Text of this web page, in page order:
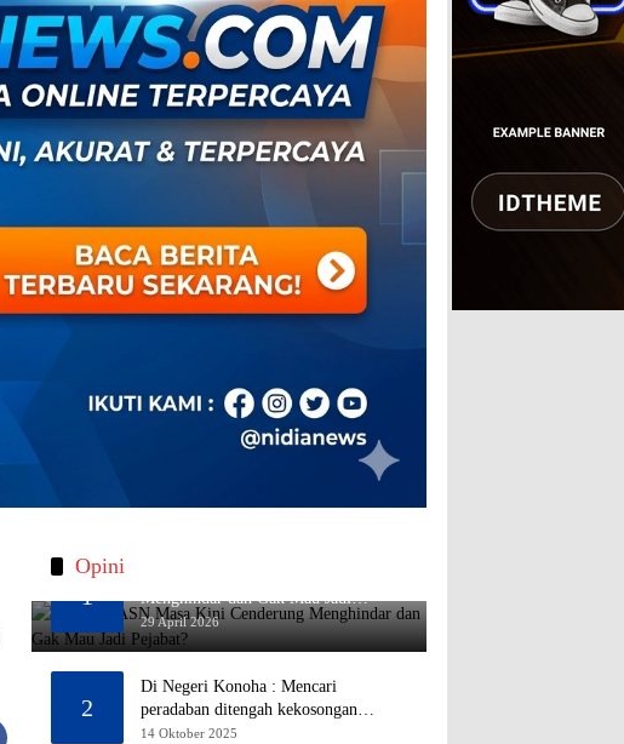
Opini
1
Menghindar dan Gak Mau Jadi
Pejabat?
29 April 2026
2
Di Negeri Konoha : Mencari
peradaban ditengah kekosongan
pendidikan
14 Oktober 2025